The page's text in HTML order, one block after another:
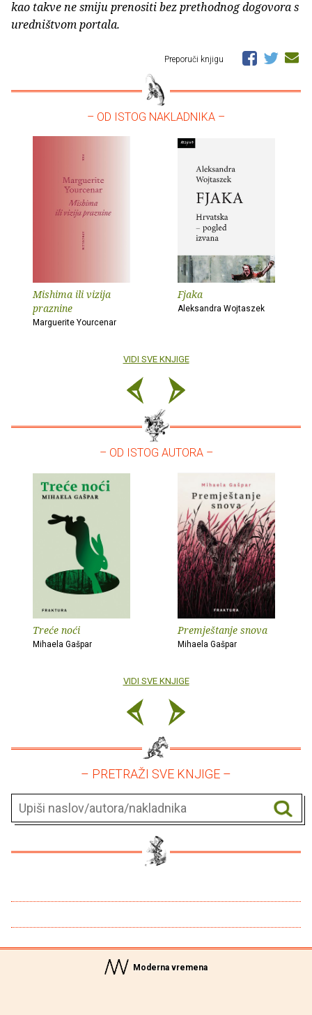
kao takve ne smiju prenositi bez prethodnog dogovora s
uredništvom portala.
Preporuči knjigu
– OD ISTOG NAKLADNIKA –
Mishima ili vizija
praznine
Marguerite Yourcenar
Fjaka
Aleksandra Wojtaszek
VIDI SVE KNJIGE
– OD ISTOG AUTORA –
Treće noći
Mihaela Gašpar
Premještanje snova
Mihaela Gašpar
VIDI SVE KNJIGE
– PRETRAŽI SVE KNJIGE –
Moderna vremena